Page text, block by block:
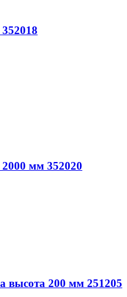
мм 352020
высота 200 мм 251205